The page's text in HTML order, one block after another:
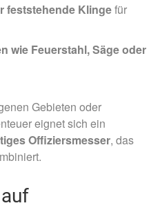
feststehende Klingefür
wie Feuerstahl, Säge oder
Gebieten oder
eignet sich ein
Offiziersmesser, das